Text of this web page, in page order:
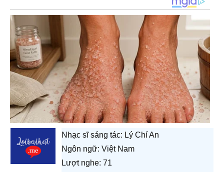
Nhạc sĩ sáng tác: Lý Chí An
Ngôn ngữ: Việt Nam
Lượt nghe: 71